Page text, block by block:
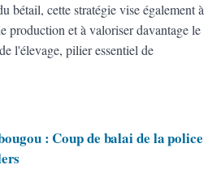
bétail, cette stratégie vise également à
production et à valoriser davantage le
l'élevage, pilier essentiel de
: Coup de balai de la police